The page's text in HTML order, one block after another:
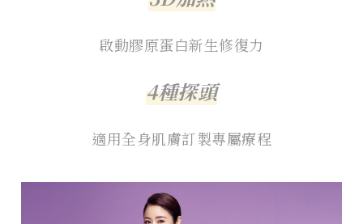
啟動膠原蛋白新生修復力
4種探頭
適用全身肌膚訂製專屬療程